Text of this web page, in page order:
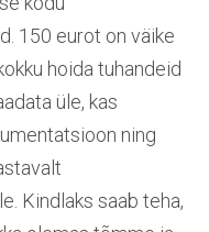
150 eurot on väike
hoida tuhandeid
üle, kas
ning
Kindlaks saab teha,